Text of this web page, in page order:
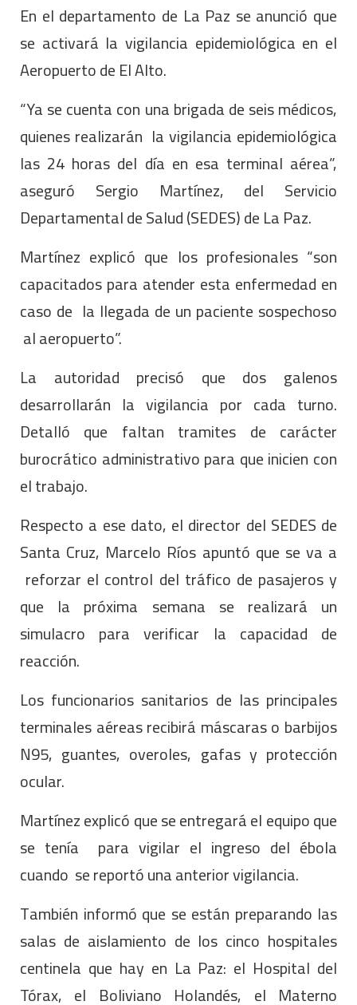
En el departamento de La Paz se anunció que
se activará la vigilancia epidemiológica en el
Aeropuerto de El Alto.
“Ya se cuenta con una brigada de seis médicos,
quienes realizarán la vigilancia epidemiológica
las 24 horas del día en esa terminal aérea”,
aseguró Sergio Martínez, del Servicio
Departamental de Salud (SEDES) de La Paz.
Martínez explicó que los profesionales “son
capacitados para atender esta enfermedad en
caso de la llegada de un paciente sospechoso
al aeropuerto”.
La autoridad precisó que dos galenos
desarrollarán la vigilancia por cada turno.
Detalló que faltan tramites de carácter
burocrático administrativo para que inicien con
el trabajo.
Respecto a ese dato, el director del SEDES de
Santa Cruz, Marcelo Ríos apuntó que se va a
reforzar el control del tráfico de pasajeros y
que la próxima semana se realizará un
simulacro para verificar la capacidad de
reacción.
Los funcionarios sanitarios de las principales
terminales aéreas recibirá máscaras o barbijos
N95, guantes, overoles, gafas y protección
ocular.
Martínez explicó que se entregará el equipo que
se tenía para vigilar el ingreso del ébola
cuando se reportó una anterior vigilancia.
También informó que se están preparando las
salas de aislamiento de los cinco hospitales
centinela que hay en La Paz: el Hospital del
Tórax, el Boliviano Holandés, el Materno